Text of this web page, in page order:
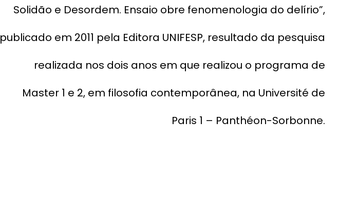
Solidão e Desordem. Ensaio obre fenomenologia do delírio”,
publicado em 2011 pela Editora UNIFESP, resultado da pesquisa
realizada nos dois anos em que realizou o programa de
Master 1 e 2, em filosofia contemporânea, na Université de
Paris 1 – Panthéon-Sorbonne.